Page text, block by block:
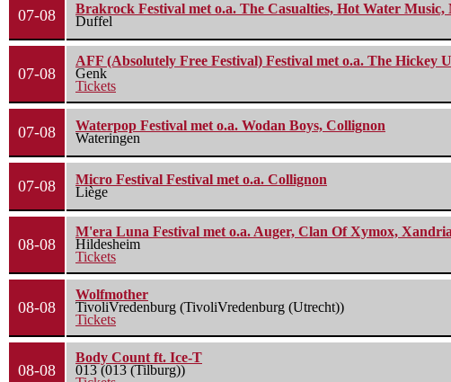
07-08
Brakrock Festival met o.a. The Casualties, Hot Water
Duffel
07-08
AFF (Absolutely Free Festival) Festival met o.a. The Hickey
Genk
Tickets
07-08
Waterpop Festival met o.a. Wodan Boys, Collignon
Wateringen
07-08
Micro Festival Festival met o.a. Collignon
Liège
08-08
M'era Luna Festival met o.a. Auger, Clan Of Xymox,
Hildesheim
Tickets
08-08
Wolfmother
TivoliVredenburg (TivoliVredenburg (Utrecht))
Tickets
08-08
Body Count ft. Ice-T
013 (013 (Tilburg))